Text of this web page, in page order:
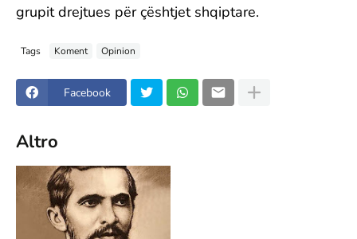
grupit drejtues për çështjet shqiptare.
Tags Koment Opinion
Facebook
Altro